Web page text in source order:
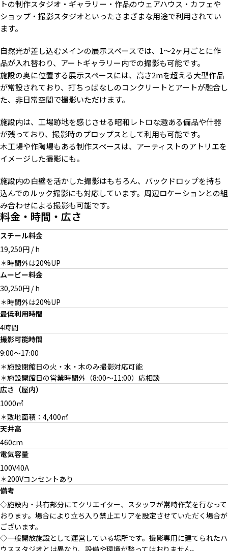
展示スペースでは白壁での撮影
も可能（要事前確認）
ジも（要事前確認）
墟をイメージさせる空間
別棟屋上スペースでの撮影も可
能
ソファとテーブル。壁面にアク
セントカラーが入った空間
カフェスペースの趣ある備品や
作品を用いた撮影も可能
ゆったりとしたラウンジスペー
ス
薪ストーブも設置されている
施設内カフェは撮影やケータリ
緑に囲まれたブロック塀など、
特徴的な空間での撮影も可能
トの制作スタジオ・ギャラリー・作品のウェアハウス・カフェや
ショップ・撮影スタジオといったさまざまな用途で利用されてい
ます。
自然光が差し込むメインの展示スペースでは、1〜2ヶ月ごとに作
品が入れ替わり、アートギャラリー内での撮影も可能です。
施設の奥に位置する展示スペースには、高さ2mを超える大型作品
が常設されており、打ちっぱなしのコンクリートとアートが融合し
た、非日常空間で撮影いただけます。
施設内は、工場跡地を感じさせる昭和レトロな趣ある備品や什器
が残っており、撮影時のプロップスとして利用も可能です。
木工場や作陶場もある制作スペースは、アーティストのアトリエを
イメージした撮影にも。
施設内の白壁を活かした撮影はもちろん、バックドロップを持ち
込んでのルック撮影にも対応しています。周辺ロケーションとの組
み合わせによる撮影も可能です。
料金・時間・広さ
スチール料金
19,250円 / h
＊時間外は20%UP
ムービー料金
30,250円 / h
＊時間外は20%UP
最低利用時間
4時間
撮影可能時間
9:00～17:00
＊施設閉館日の火・水・木のみ撮影対応可能
＊施設開館日の営業時間外（8:00〜11:00）応相談
広さ（屋内）
1000㎡
＊敷地面積：4,400㎡
天井高
460cm
電気容量
100V40A
＊200Vコンセントあり
備考
◇施設内・共有部分にてクリエイター、スタッフが常時作業を行なって
おります。場合により立ち入り禁止エリアを設定させていただく場合が
ございます。
◇一般開放施設として運営している場所です。撮影専用に建てられたハ